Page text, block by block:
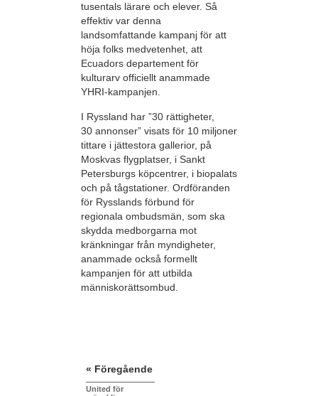
tusentals lärare och elever. Så
effektiv var denna
landsomfattande kampanj för att
höja folks medvetenhet, att
Ecuadors departement för
kulturarv officiellt anammade
YHRI-kampanjen.
I Ryssland har ”30 rättigheter,
30 annonser” visats för 10 miljoner
tittare i jättestora gallerior, på
Moskvas flygplatser, i Sankt
Petersburgs köpcentrer, i biopalats
och på tågstationer. Ordföranden
för Rysslands förbund för
regionala ombudsmän, som ska
skydda medborgarna mot
kränkningar från myndigheter,
anammade också formellt
kampanjen för att utbilda
människorättsombud.
« Föregående
United för